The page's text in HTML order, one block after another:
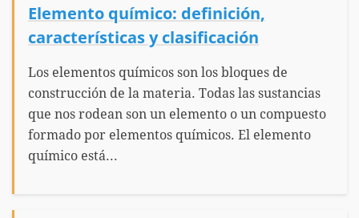
Elemento químico: definición,
características y clasificación
Los elementos químicos son los bloques de
construcción de la materia. Todas las sustancias
que nos rodean son un elemento o un compuesto
formado por elementos químicos. El elemento
químico está...